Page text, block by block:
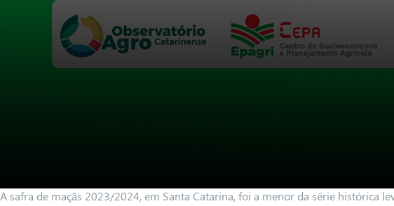
A safra de maçãs 2023/2024, em Santa Catarina, foi a menor da série histórica